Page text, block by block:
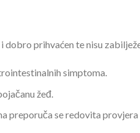
prihvaćen te nisu
simptoma.
žeđ.
preporuča se redovita